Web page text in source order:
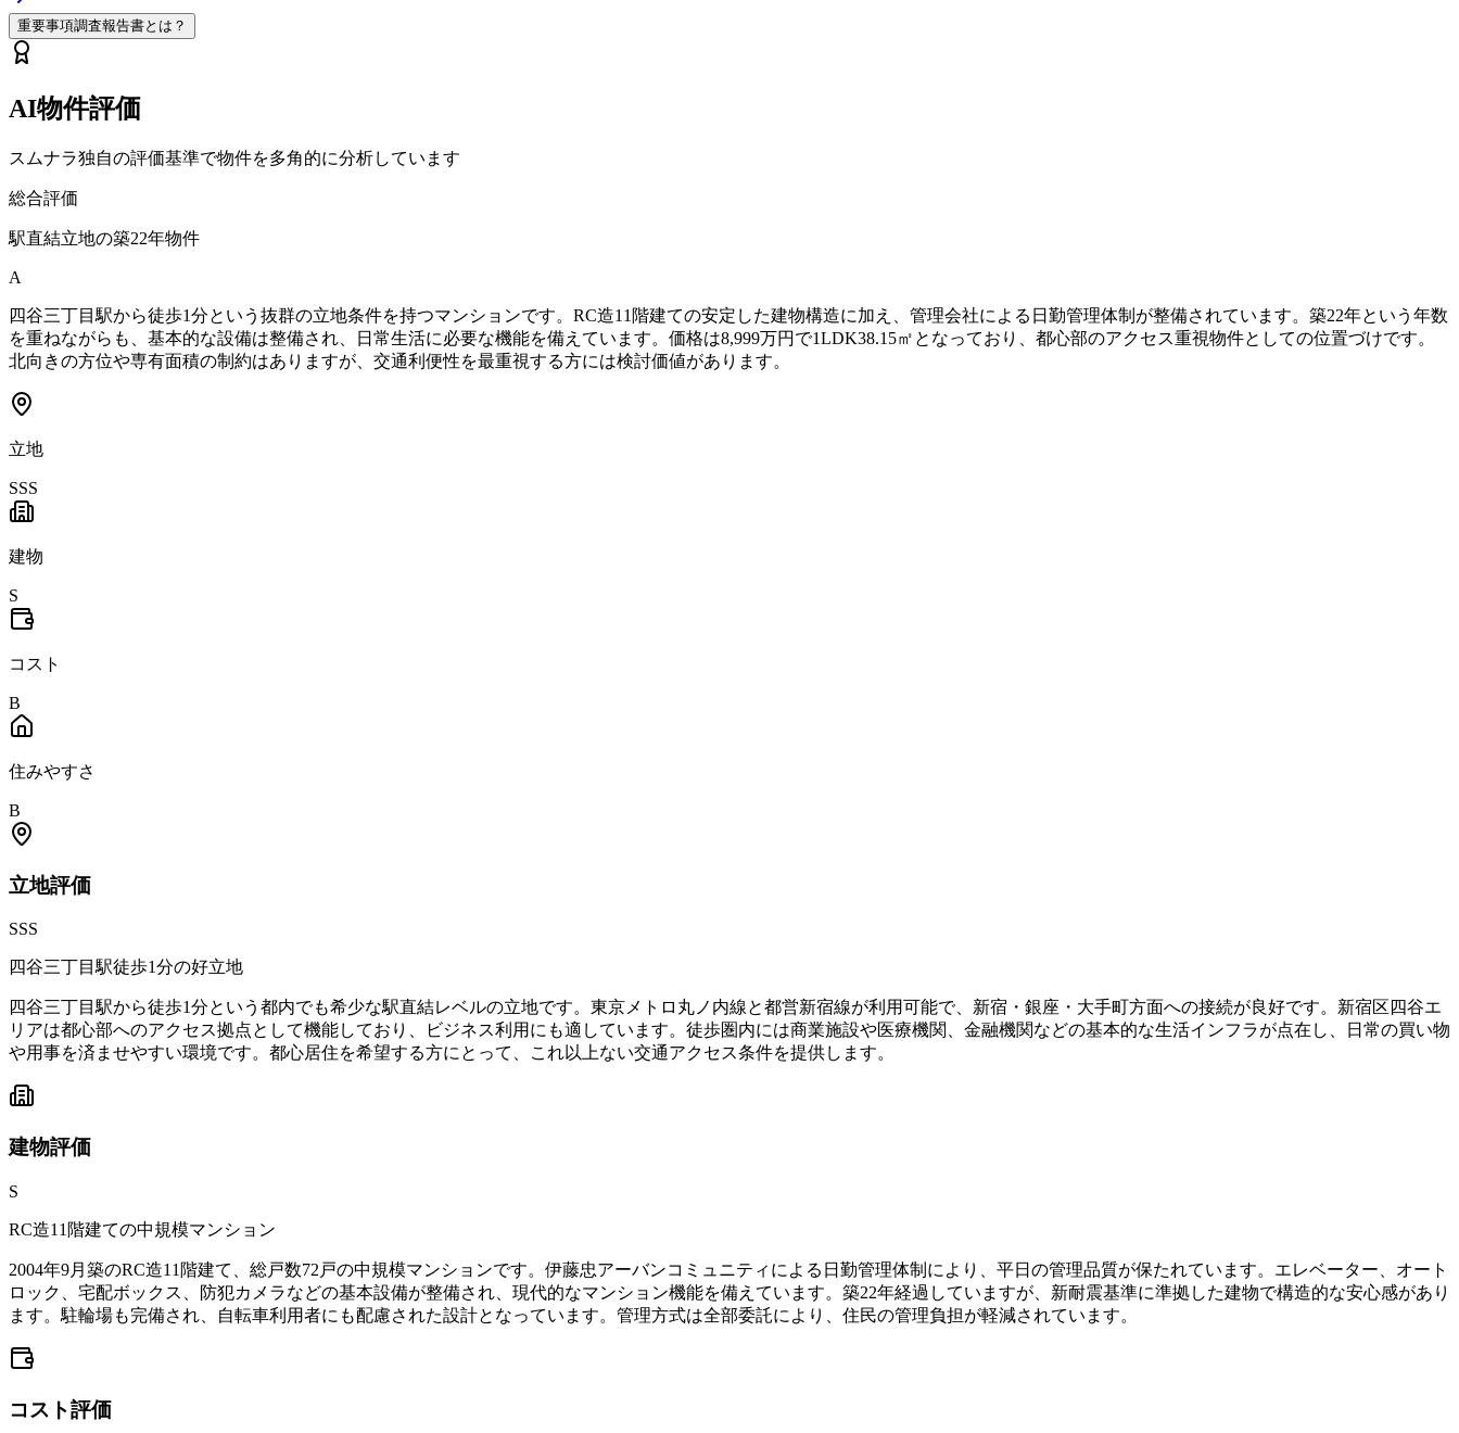
重要事項調査報告書とは？
AI物件評価
スムナラ独自の評価基準で物件を多角的に分析しています
総合評価
駅直結立地の築22年物件
A
四谷三丁目駅から徒歩1分という抜群の立地条件を持つマンションです。RC造11階建ての安定した建物構造に加え、管理会社による日勤管理体制が整備されています。築22年という年数
を重ねながらも、基本的な設備は整備され、日常生活に必要な機能を備えています。価格は8,999万円で1LDK38.15㎡となっており、都心部のアクセス重視物件としての位置づけです。
北向きの方位や専有面積の制約はありますが、交通利便性を最重視する方には検討価値があります。
立地
SSS
建物
S
コスト
B
住みやすさ
B
立地評価
SSS
四谷三丁目駅徒歩1分の好立地
四谷三丁目駅から徒歩1分という都内でも希少な駅直結レベルの立地です。東京メトロ丸ノ内線と都営新宿線が利用可能で、新宿・銀座・大手町方面への接続が良好です。新宿区四谷エ
リアは都心部へのアクセス拠点として機能しており、ビジネス利用にも適しています。徒歩圏内には商業施設や医療機関、金融機関などの基本的な生活インフラが点在し、日常の買い物
や用事を済ませやすい環境です。都心居住を希望する方にとって、これ以上ない交通アクセス条件を提供します。
建物評価
S
RC造11階建ての中規模マンション
2004年9月築のRC造11階建て、総戸数72戸の中規模マンションです。伊藤忠アーバンコミュニティによる日勤管理体制により、平日の管理品質が保たれています。エレベーター、オート
ロック、宅配ボックス、防犯カメラなどの基本設備が整備され、現代的なマンション機能を備えています。築22年経過していますが、新耐震基準に準拠した建物で構造的な安心感があり
ます。駐輪場も完備され、自転車利用者にも配慮された設計となっています。管理方式は全部委託により、住民の管理負担が軽減されています。
コスト評価